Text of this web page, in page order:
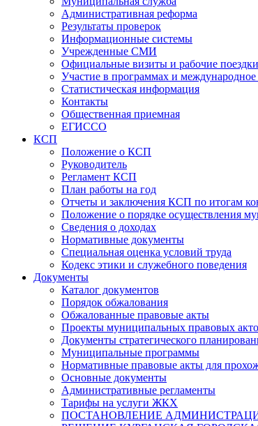
Административная реформа
Результаты проверок
Информационные системы
Учрежденные СМИ
Официальные визиты и рабочие поездки
Участие в программах и международное
Статистическая информация
Контакты
Общественная приемная
ЕГИССО
КСП
Положение о КСП
Руководитель
Регламент КСП
План работы на год
Отчеты и заключения КСП по итогам
Положение о порядке осуществления
Сведения о доходах
Нормативные документы
Специальная оценка условий труда
Кодекс этики и служебного поведения
Документы
Каталог документов
Порядок обжалования
Обжалованные правовые акты
Проекты муниципальных правовых
Документы стратегического
Муниципальные программы
Нормативные правовые акты для
Основные документы
Административные регламенты
Тарифы на услуги ЖКХ
ПОСТАНОВЛЕНИЕ